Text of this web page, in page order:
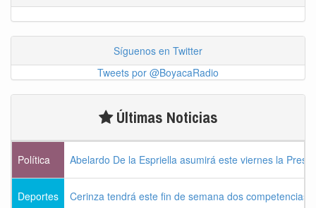
Síguenos en Twitter
Tweets por @BoyacaRadio
Últimas Noticias
Política Abelardo De la Espriella asumirá este viernes la
Deportes Cerinza tendrá este fin de semana dos competencias